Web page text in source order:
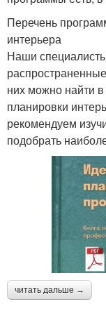
Перечень
интерьера
Наши
них можно найти
планировки
рекомендуем
подобрать
читать дальше →